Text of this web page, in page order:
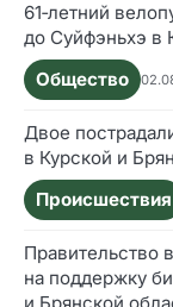
61‑летний
до Суйфэньхэ в
Общество
Двое
в Курской и
Происшествия
Правительство
на поддержку